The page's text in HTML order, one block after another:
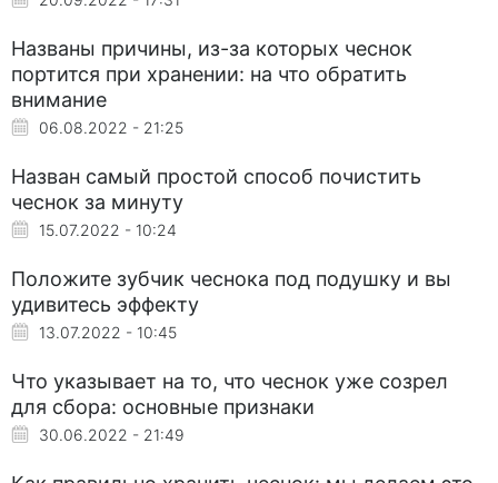
Названы причины, из-за которых чеснок
портится при хранении: на что обратить
внимание
06.08.2022 - 21:25
Назван самый простой способ почистить
чеснок за минуту
15.07.2022 - 10:24
Положите зубчик чеснока под подушку и вы
удивитесь эффекту
13.07.2022 - 10:45
Что указывает на то, что чеснок уже созрел
для сбора: основные признаки
30.06.2022 - 21:49